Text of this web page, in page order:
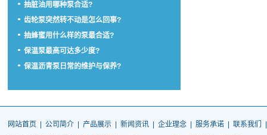
抽脏油用哪种泵合适?
齿轮泵突然转不动是怎么回事?
抽蜂蜜用什么样的泵最合适?
保温泵最高可达多少度?
保温沥青泵日常的维护与保养?
网站首页 公司简介 产品展示 新闻资讯 企业理念 服务承诺 联系我们